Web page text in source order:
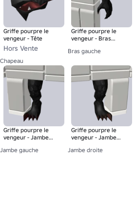
Griffe pourpre le
vengeur - Tête
Hors Vente
Chapeau
Griffe pourpre le
vengeur - Bras
Bras gauche
Griffe pourpre le
vengeur - Jambe
Jambe gauche
Griffe pourpre le
vengeur - Jambe
Jambe droite